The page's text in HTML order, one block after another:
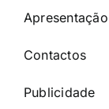
Apresentação
Contactos
Publicidade